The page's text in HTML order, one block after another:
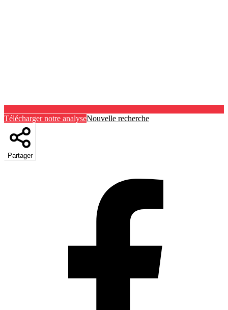
Télécharger notre analyseNouvelle recherche
Partager